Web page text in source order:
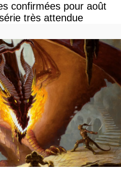
confirmées pour août
très attendue